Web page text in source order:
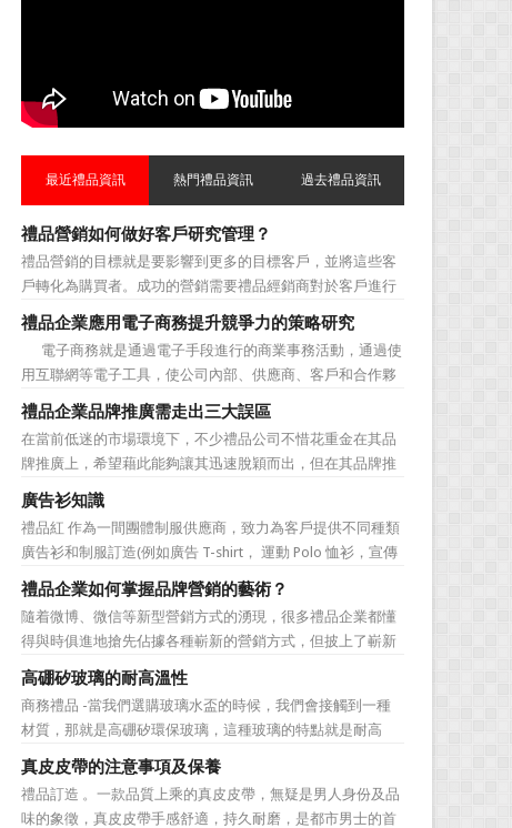
最近禮品資訊 熱門禮品資訊 過去禮品資訊
禮品營銷如何做好客戶研究管理？
禮品營銷的目標就是要影響到更多的目標客戶，並將這些客
戶轉化為購買者。成功的營銷需要禮品經銷商對於客戶進行
相應的分類，了解不同類型客戶的貢獻度，從而有的放矢的
制定相應的營銷對策，而這需要對於客戶研究方面更多地投
入，這不僅是銷售環節的事，也需要營銷管理策略的整體支
持。具體來說，有以下...
禮品企業應用電子商務提升競爭力的策略研究
電子商務就是通過電子手段進行的商業事務活動，通過使
用互聯網等電子工具，使公司內部、供應商、客戶和合作夥
伴之間，利用電子業務共享信息，實現企業間業務流程的電
子化，配合企業內部的電子化生產管理系統，提高企業的生
產、庫存、流通和資金等各個環節的效率。它具有結構性、
動態性、社...
禮品企業品牌推廣需走出三大誤區
在當前低迷的市場環境下，不少禮品公司不惜花重金在其品
牌推廣上，希望藉此能夠讓其迅速脫穎而出，但在其品牌推
廣的營銷管理思路上，也有許多禮品企業走入了幾大誤區而
無法自拔，這其中，最為常見的誤區有： 誤區一：不清
楚品牌到底在表達什麼 很多禮品企業在推廣品牌之前，
不知道到...
廣告衫知識
禮品紅 作為一間團體制服供應商，致力為客戶提供不同種類
廣告衫和制服訂造(例如廣告 T-shirt， 運動 Polo 恤衫，宣傳
背心，風褸外套禮品，訂造球衣等)，從公司員工制服，到不
同宣傳活動用的制服。禮品紅都可以為客戶度身...
禮品企業如何掌握品牌營銷的藝術？
隨着微博、微信等新型營銷方式的湧現，很多禮品企業都懂
得與時俱進地搶先佔據各種嶄新的營銷方式，但披上了嶄新
的營銷軀殼，卻沒有掌握營銷的靈魂。要知道，營銷真正的
價值不是將品牌鋪設到消費者眼前，而是將品牌印到消費者
心裡 與消費者的心理距離的拉近，並不是一朝一夕的事
情，需要做好持...
高硼矽玻璃的耐高溫性
商務禮品 -當我們選購玻璃水盃的時候，我們會接觸到一種
材質，那就是高硼矽環保玻璃，這種玻璃的特點就是耐高
溫，那麼這個耐高溫的溫度限製和準確的含義是什麼呢?禮品
紅的小編給大家總結如下。 耐熱玻璃【Heat-resistant
glass】是指含有耐熱性強的硼酸﹑矽酸成分,能夠...
真皮皮帶的注意事項及保養
禮品訂造 。一款品質上乘的真皮皮帶，無疑是男人身份及品
味的象徵，真皮皮帶手感舒適，持久耐磨，是都市男士的首